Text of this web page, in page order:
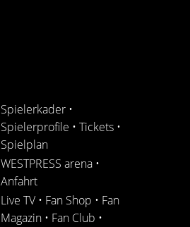
Spielerkader •
Spielerprofile • Tickets •
Spielplan
WESTPRESS arena •
Anfahrt
Live TV • Fan Shop • Fan
Magazin • Fan Club •